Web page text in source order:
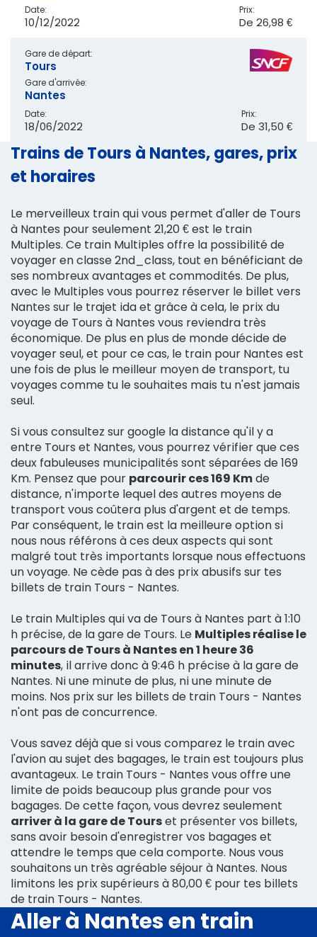
Date:
10/12/2022
Prix:
De 26,98 €
Gare de départ:
Tours
Gare d'arrivée:
Nantes
Date:
18/06/2022
Prix:
De 31,50 €
Trains de Tours à Nantes, gares, prix
et horaires
Le merveilleux train qui vous permet d'aller de Tours
à Nantes pour seulement 21,20 € est le train
Multiples. Ce train Multiples offre la possibilité de
voyager en classe 2nd_class, tout en bénéficiant de
ses nombreux avantages et commodités. De plus,
avec le Multiples vous pourrez réserver le billet vers
Nantes sur le trajet ida et grâce à cela, le prix du
voyage de Tours à Nantes vous reviendra très
économique. De plus en plus de monde décide de
voyager seul, et pour ce cas, le train pour Nantes est
une fois de plus le meilleur moyen de transport, tu
voyages comme tu le souhaites mais tu n'est jamais
seul.
Si vous consultez sur google la distance qu'il y a
entre Tours et Nantes, vous pourrez vérifier que ces
deux fabuleuses municipalités sont séparées de 169
Km. Pensez que pour parcourir ces 169 Kmde
distance, n'importe lequel des autres moyens de
transport vous coûtera plus d'argent et de temps.
Par conséquent, le train est la meilleure option si
nous nous référons à ces deux aspects qui sont
malgré tout très importants lorsque nous effectuons
un voyage. Ne cède pas à des prix abusifs sur tes
billets de train Tours - Nantes.
Le train Multiples qui va de Tours à Nantes part à 1:10
h précise, de la gare de Tours. Le Multiples réalise le
parcours de Tours à Nantes en 1 heure 36
minutes, il arrive donc à 9:46 h précise à la gare de
Nantes. Ni une minute de plus, ni une minute de
moins. Nos prix sur les billets de train Tours - Nantes
n'ont pas de concurrence.
Vous savez déjà que si vous comparez le train avec
l'avion au sujet des bagages, le train est toujours plus
avantageux. Le train Tours - Nantes vous offre une
limite de poids beaucoup plus grande pour vos
bagages. De cette façon, vous devrez seulement
arriver à la gare de Tourset présenter vos billets,
sans avoir besoin d'enregistrer vos bagages et
attendre le temps que cela comporte. Nous vous
souhaitons un très agréable séjour à Nantes. Nous
limitons les prix supérieurs à 80,00 € pour tes billets
de train Tours - Nantes.
Aller à Nantes en train